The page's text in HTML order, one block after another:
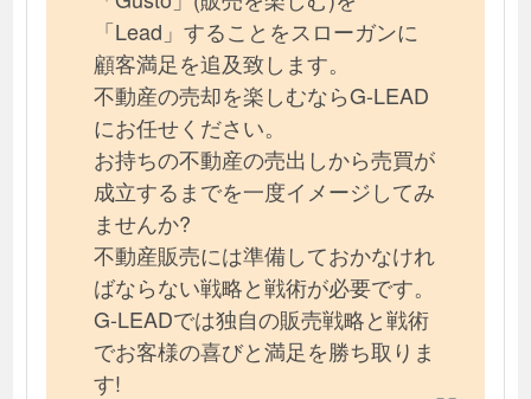
「Lead」することをスローガンに
顧客満足を追及致します。
不動産の売却を楽しむならG-LEAD
にお任せください。
お持ちの不動産の売出しから売買が
成立するまでを一度イメージしてみ
ませんか?
不動産販売には準備しておかなけれ
ばならない戦略と戦術が必要です。
G-LEADでは独自の販売戦略と戦術
でお客様の喜びと満足を勝ち取りま
す!